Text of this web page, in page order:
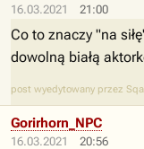
16.03.2021 21:00
Co to znaczy "na
dowolną białą
post wyedytowany przez
16.03.2021 20:56
Gorirhorn_NPC